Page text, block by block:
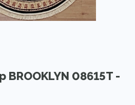
08615T -